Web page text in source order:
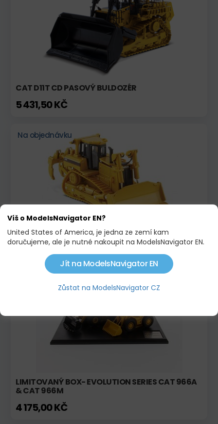
CAT D11T CD PASOVÝ BULDOZÉR
5 431,50 KČ
Na objednávku
CAT D8R SERIES II TRACK TYPE TRACTOR
2 779,50 KČ
Na objednávku
LIMITOVANÝ BOX- EVOLUTION SERIES CAT 966A
& CAT 966M
4 175,00 KČ
Víš o ModelsNavigator EN?
United States of America, je jedna ze zemí kam
doručujeme, ale je nutné nakoupit na ModelsNavigator EN.
Jít na ModelsNavigator EN
Zůstat na ModelsNavigator CZ